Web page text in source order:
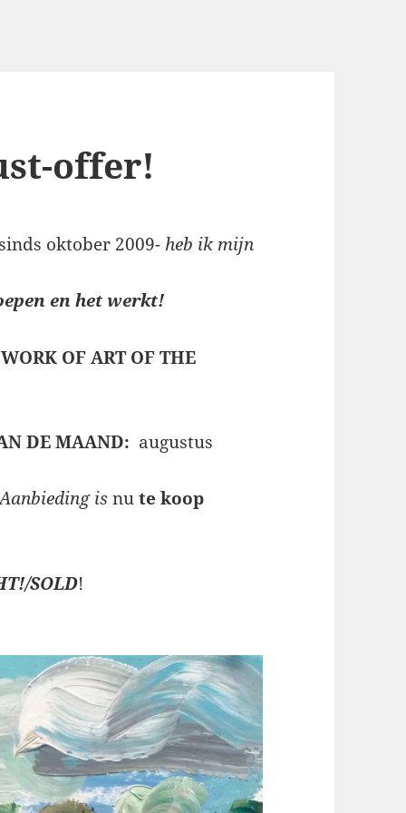
offer!
oktober 2009- heb ik mijn
en het werkt!
WORK OF ART OF THE
DE MAAND: augustus
Aanbieding isnute koop
SOLD!